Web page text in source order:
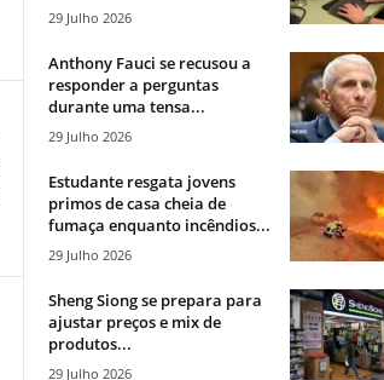
29 Julho 2026
Anthony Fauci se recusou a
responder a perguntas
durante uma tensa...
29 Julho 2026
Estudante resgata jovens
primos de casa cheia de
fumaça enquanto incêndios...
29 Julho 2026
Sheng Siong se prepara para
ajustar preços e mix de
produtos...
29 Julho 2026